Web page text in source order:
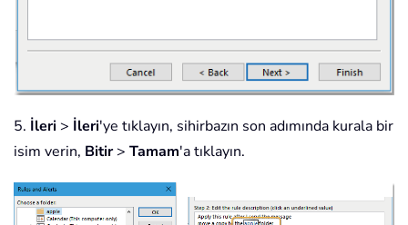
5. İleri > İleri'ye tıklayın, sihirbazın son adımında kurala bir
isim verin, Bitir> Tamam'a tıklayın.